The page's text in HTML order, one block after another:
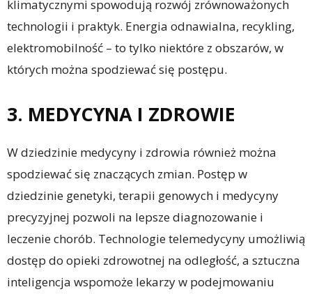
klimatycznymi spowodują rozwój zrównoważonych
technologii i praktyk. Energia odnawialna, recykling,
elektromobilność – to tylko niektóre z obszarów, w
których można spodziewać się postępu.
3. MEDYCYNA I ZDROWIE
W dziedzinie medycyny i zdrowia również można
spodziewać się znaczących zmian. Postęp w
dziedzinie genetyki, terapii genowych i medycyny
precyzyjnej pozwoli na lepsze diagnozowanie i
leczenie chorób. Technologie telemedycyny umożliwią
dostęp do opieki zdrowotnej na odległość, a sztuczna
inteligencja wspomoże lekarzy w podejmowaniu